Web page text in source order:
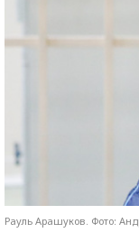
Рауль Арашуков. Фото: